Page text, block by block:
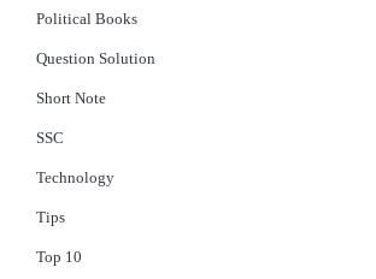
Political Books
Question Solution
Short Note
‍SSC
Technology
Tips
Top 10